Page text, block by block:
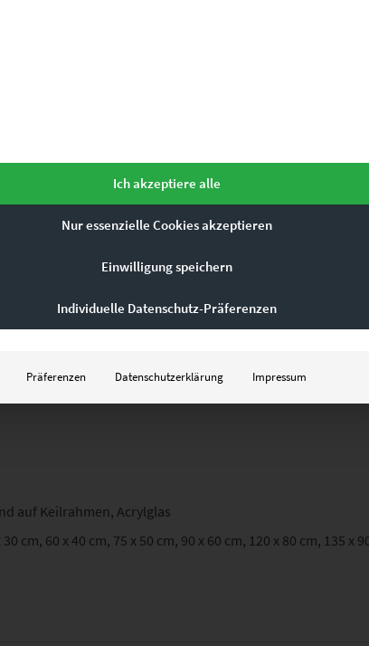
Charme & urbane
Für mehr Informationen nutze bitte unser
auf Keilrahmen, Acrylglas
30 cm, 60 x 40 cm, 75 x 50 cm, 90 x 60 cm, 120 x 80 cm, 135 x
Ich akzeptiere alle
Nur essenzielle Cookies akzeptieren
Einwilligung speichern
Individuelle Datenschutz-Präferenzen
Präferenzen Datenschutzerklärung Impressum